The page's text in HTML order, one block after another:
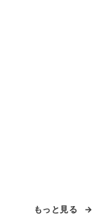
もっと見る